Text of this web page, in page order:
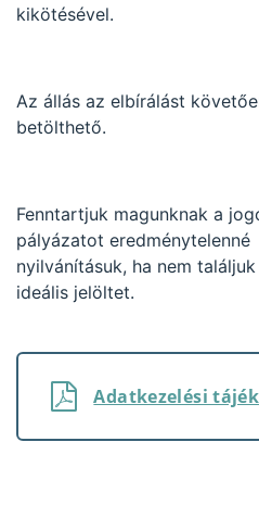
kikötésével.
Az állás az elbírálást
betölthető.
Fenntartjuk magunknak a
pályázatot eredménytelenné
nyilvánításuk, ha nem
ideális jelöltet.
Adatkezelési